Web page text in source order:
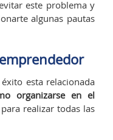
este problema y
algunas pautas
esta relacionada
organizarse en el
realizar todas las